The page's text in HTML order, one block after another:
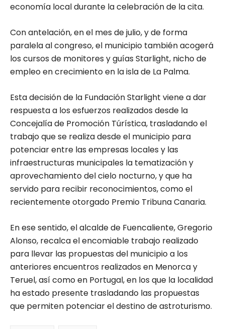
economía local durante la celebración de la cita.
Con antelación, en el mes de julio, y de forma
paralela al congreso, el municipio también acogerá
los cursos de monitores y guías Starlight, nicho de
empleo en crecimiento en la isla de La Palma.
Esta decisión de la Fundación Starlight viene a dar
respuesta a los esfuerzos realizados desde la
Concejalía de Promoción Túrística, trasladando el
trabajo que se realiza desde el municipio para
potenciar entre las empresas locales y las
infraestructuras municipales la tematización y
aprovechamiento del cielo nocturno, y que ha
servido para recibir reconocimientos, como el
recientemente otorgado Premio Tribuna Canaria.
En ese sentido, el alcalde de Fuencaliente, Gregorio
Alonso, recalca el encomiable trabajo realizado
para llevar las propuestas del municipio a los
anteriores encuentros realizados en Menorca y
Teruel, así como en Portugal, en los que la localidad
ha estado presente trasladando las propuestas
que permiten potenciar el destino de astroturismo.